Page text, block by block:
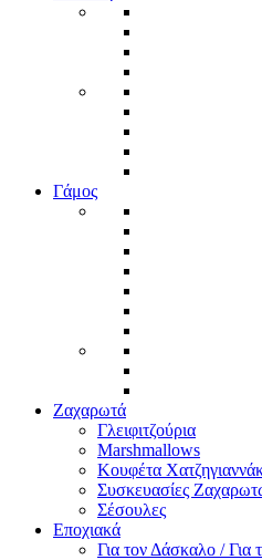
Γάμος
Ζαχαρωτά
Γλειφιτζούρια
Marshmallows
Κουφέτα
Συσκευασίες
Σέσουλες
Εποχιακά
Για τον Δάσκαλο / Για